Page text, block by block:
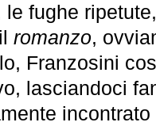
fughe
romanzo,
Franzosini
lasciandoci